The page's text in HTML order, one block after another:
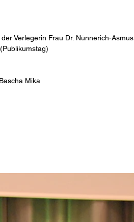
Verlegerin Frau Dr. Nünnerich-Asmus
Mika